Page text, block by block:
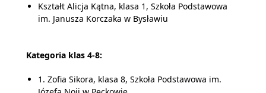
Kształt Alicja Kątna, klasa 1, Szkoła Podstawowa
im. Janusza Korczaka w Bysławiu
Kategoria klas 4-8:
1. Zofia Sikora, klasa 8, Szkoła Podstawowa im.